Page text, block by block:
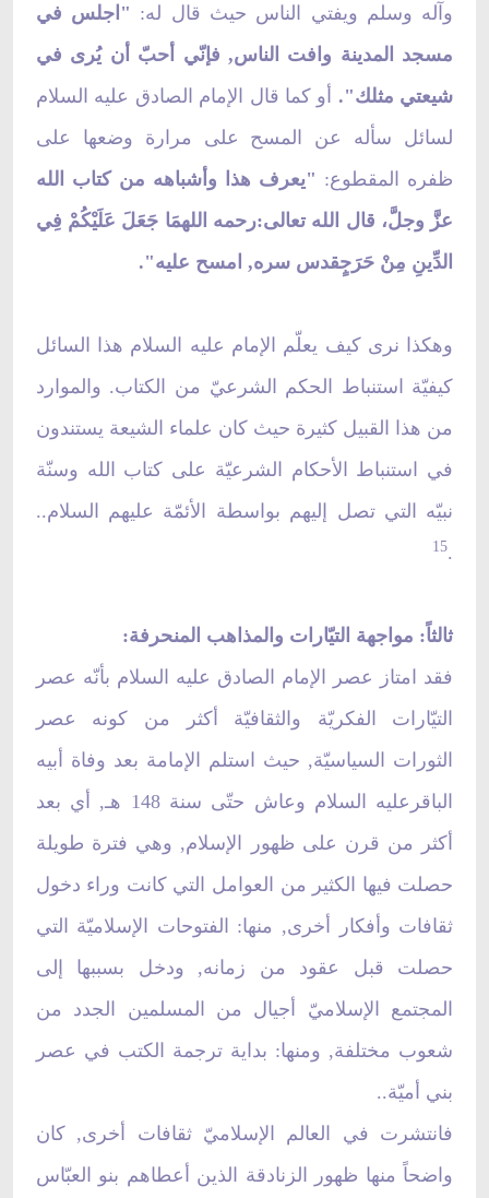
وآله وسلم ويفتي الناس حيث قال له: "اجلس في
مسجد المدينة وافت الناس, فإنّي أحبّ أن يُرى في
شيعتي مثلك". أو كما قال الإمام الصادق عليه السلام
لسائل سأله عن المسح على مرارة وضعها على
ظفره المقطوع: "يعرف هذا وأشباهه من كتاب الله
عزَّ وجلَّ، قال الله تعالى:رحمه اللهمَا جَعَلَ عَلَيْكُمْ فِي
الدِّينِ مِنْ حَرَجٍقدس سره, امسح عليه".
وهكذا نرى كيف يعلّم الإمام عليه السلام هذا السائل
كيفيّة استنباط الحكم الشرعيّ من الكتاب. والموارد
من هذا القبيل كثيرة حيث كان علماء الشيعة يستندون
في استنباط الأحكام الشرعيّة على كتاب الله وسنّة
نبيّه التي تصل إليهم بواسطة الأئمّة عليهم السلام..
.
15
ثالثاً: مواجهة التيّارات والمذاهب المنحرفة:
فقد امتاز عصر الإمام الصادق عليه السلام بأنّه عصر
التيّارات الفكريّة والثقافيّة أكثر من كونه عصر
الثورات السياسيّة, حيث استلم الإمامة بعد وفاة أبيه
الباقرعليه السلام وعاش حتّى سنة 148 هـ, أي بعد
أكثر من قرن على ظهور الإسلام, وهي فترة طويلة
حصلت فيها الكثير من العوامل التي كانت وراء دخول
ثقافات وأفكار أخرى, منها: الفتوحات الإسلاميّة التي
حصلت قبل عقود من زمانه, ودخل بسببها إلى
المجتمع الإسلاميّ أجيال من المسلمين الجدد من
شعوب مختلفة, ومنها: بداية ترجمة الكتب في عصر
بني أميّة..
فانتشرت في العالم الإسلاميّ ثقافات أخرى, كان
واضحاً منها ظهور الزنادقة الذين أعطاهم بنو العبّاس